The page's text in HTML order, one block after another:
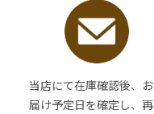
当店にて在庫確認後、お
届け予定日を確定し、再